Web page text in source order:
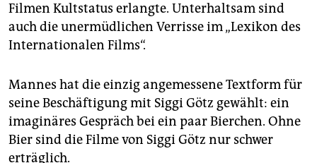
Filmen Kultstatus erlangte. Unterhaltsam sind
auch die unermüdlichen Verrisse im „Lexikon des
Internationalen Films“.
Mannes hat die einzig angemessene Textform für
seine Beschäftigung mit Siggi Götz gewählt: ein
imaginäres Gespräch bei ein paar Bierchen. Ohne
Bier sind die Filme von Siggi Götz nur schwer
erträglich.